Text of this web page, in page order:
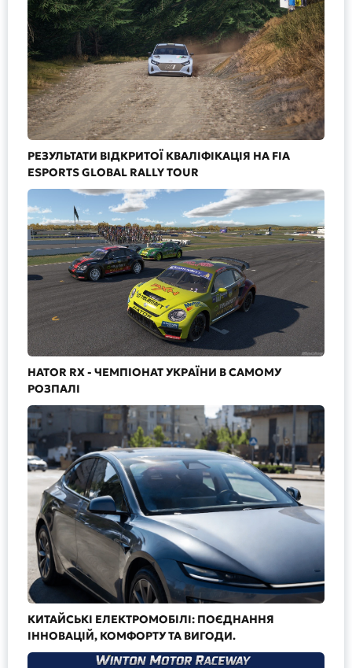
РЕЗУЛЬТАТИ ВІДКРИТОЇ КВАЛІФІКАЦІЯ НА FIA
ESPORTS GLOBAL RALLY TOUR
HATOR RX - ЧЕМПІОНАТ УКРАЇНИ В САМОМУ
РОЗПАЛІ
КИТАЙСЬКІ ЕЛЕКТРОМОБІЛІ: ПОЄДНАННЯ
ІННОВАЦІЙ, КОМФОРТУ ТА ВИГОДИ.